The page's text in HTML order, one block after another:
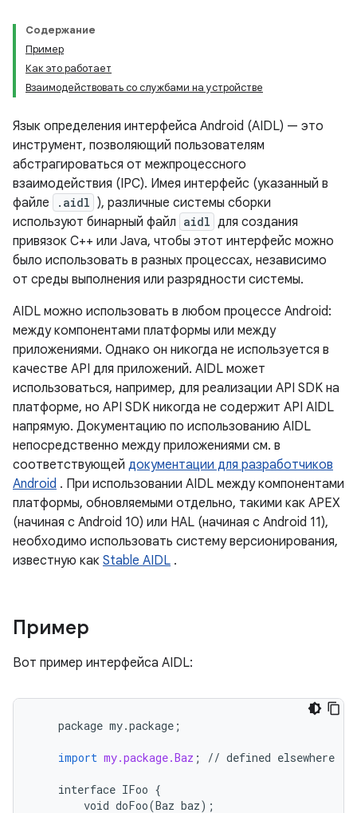
Содержание
Пример
Как это работает
Взаимодействовать со службами на устройстве
Язык определения интерфейса Android (AIDL) — это
инструмент, позволяющий пользователям
абстрагироваться от межпроцессного
взаимодействия (IPC). Имея интерфейс (указанный в
файле
.aidl ), различные системы сборки
используют бинарный файл aidl для создания
привязок C++ или Java, чтобы этот интерфейс можно
было использовать в разных процессах, независимо
от среды выполнения или разрядности системы.
AIDL можно использовать в любом процессе Android:
между компонентами платформы или между
приложениями. Однако он никогда не используется в
качестве API для приложений. AIDL может
использоваться, например, для реализации API SDK на
платформе, но API SDK никогда не содержит API AIDL
напрямую. Документацию по использованию AIDL
непосредственно между приложениями см. в
соответствующей документации для разработчиков
Android . При использовании AIDL между компонентами
платформы, обновляемыми отдельно, такими как APEX
(начиная с Android 10) или HAL (начиная с Android 11),
необходимо использовать систему версионирования,
известную как Stable AIDL .
Пример
Вот пример интерфейса AIDL:
package my.package ;
import my.package.Baz ; // defined elsewhere
interface IFoo {
void doFoo(Baz baz);